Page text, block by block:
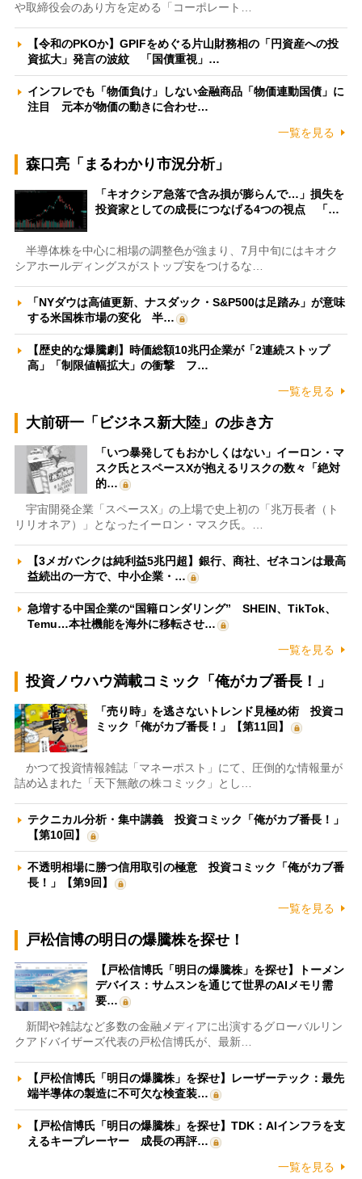
や取締役会のあり方を定める「コーポレート…
【令和のPKOか】GPIFをめぐる片山財務相の「円資産への投
資拡大」発言の波紋 「国債重視」…
インフレでも「物価負け」しない金融商品「物価連動国債」に
注目 元本が物価の動きに合わせ…
一覧を見る
森口亮「まるわかり市況分析」
「キオクシア急落で含み損が膨らんで…」損失を
投資家としての成長につなげる4つの視点 「…
半導体株を中心に相場の調整色が強まり、7月中旬にはキオク
シアホールディングスがストップ安をつけるな…
「NYダウは高値更新、ナスダック・S&P500は足踏み」が意味
する米国株市場の変化 半…
【歴史的な爆騰劇】時価総額10兆円企業が「2連続ストップ
高」「制限値幅拡大」の衝撃 フ…
一覧を見る
大前研一「ビジネス新大陸」の歩き方
「いつ暴発してもおかしくはない」イーロン・マ
スク氏とスペースXが抱えるリスクの数々「絶対
的…
宇宙開発企業「スペースX」の上場で史上初の「兆万長者（ト
リリオネア）」となったイーロン・マスク氏。…
【3メガバンクは純利益5兆円超】銀行、商社、ゼネコンは最高
益続出の一方で、中小企業・…
急増する中国企業の“国籍ロンダリング” SHEIN、TikTok、
Temu…本社機能を海外に移転させ…
一覧を見る
投資ノウハウ満載コミック「俺がカブ番長！」
「売り時」を逃さないトレンド見極め術 投資コ
ミック「俺がカブ番長！」【第11回】
かつて投資情報雑誌「マネーポスト」にて、圧倒的な情報量が
詰め込まれた「天下無敵の株コミック」とし…
テクニカル分析・集中講義 投資コミック「俺がカブ番長！」
【第10回】
不透明相場に勝つ信用取引の極意 投資コミック「俺がカブ番
長！」【第9回】
一覧を見る
戸松信博の明日の爆騰株を探せ！
【戸松信博氏「明日の爆騰株」を探せ】トーメン
デバイス：サムスンを通じて世界のAIメモリ需
要…
新聞や雑誌など多数の金融メディアに出演するグローバルリン
クアドバイザーズ代表の戸松信博氏が、最新…
【戸松信博氏「明日の爆騰株」を探せ】レーザーテック：最先
端半導体の製造に不可欠な検査装…
【戸松信博氏「明日の爆騰株」を探せ】TDK：AIインフラを支
えるキープレーヤー 成長の再評…
一覧を見る